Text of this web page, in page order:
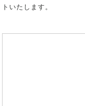
トいたします。